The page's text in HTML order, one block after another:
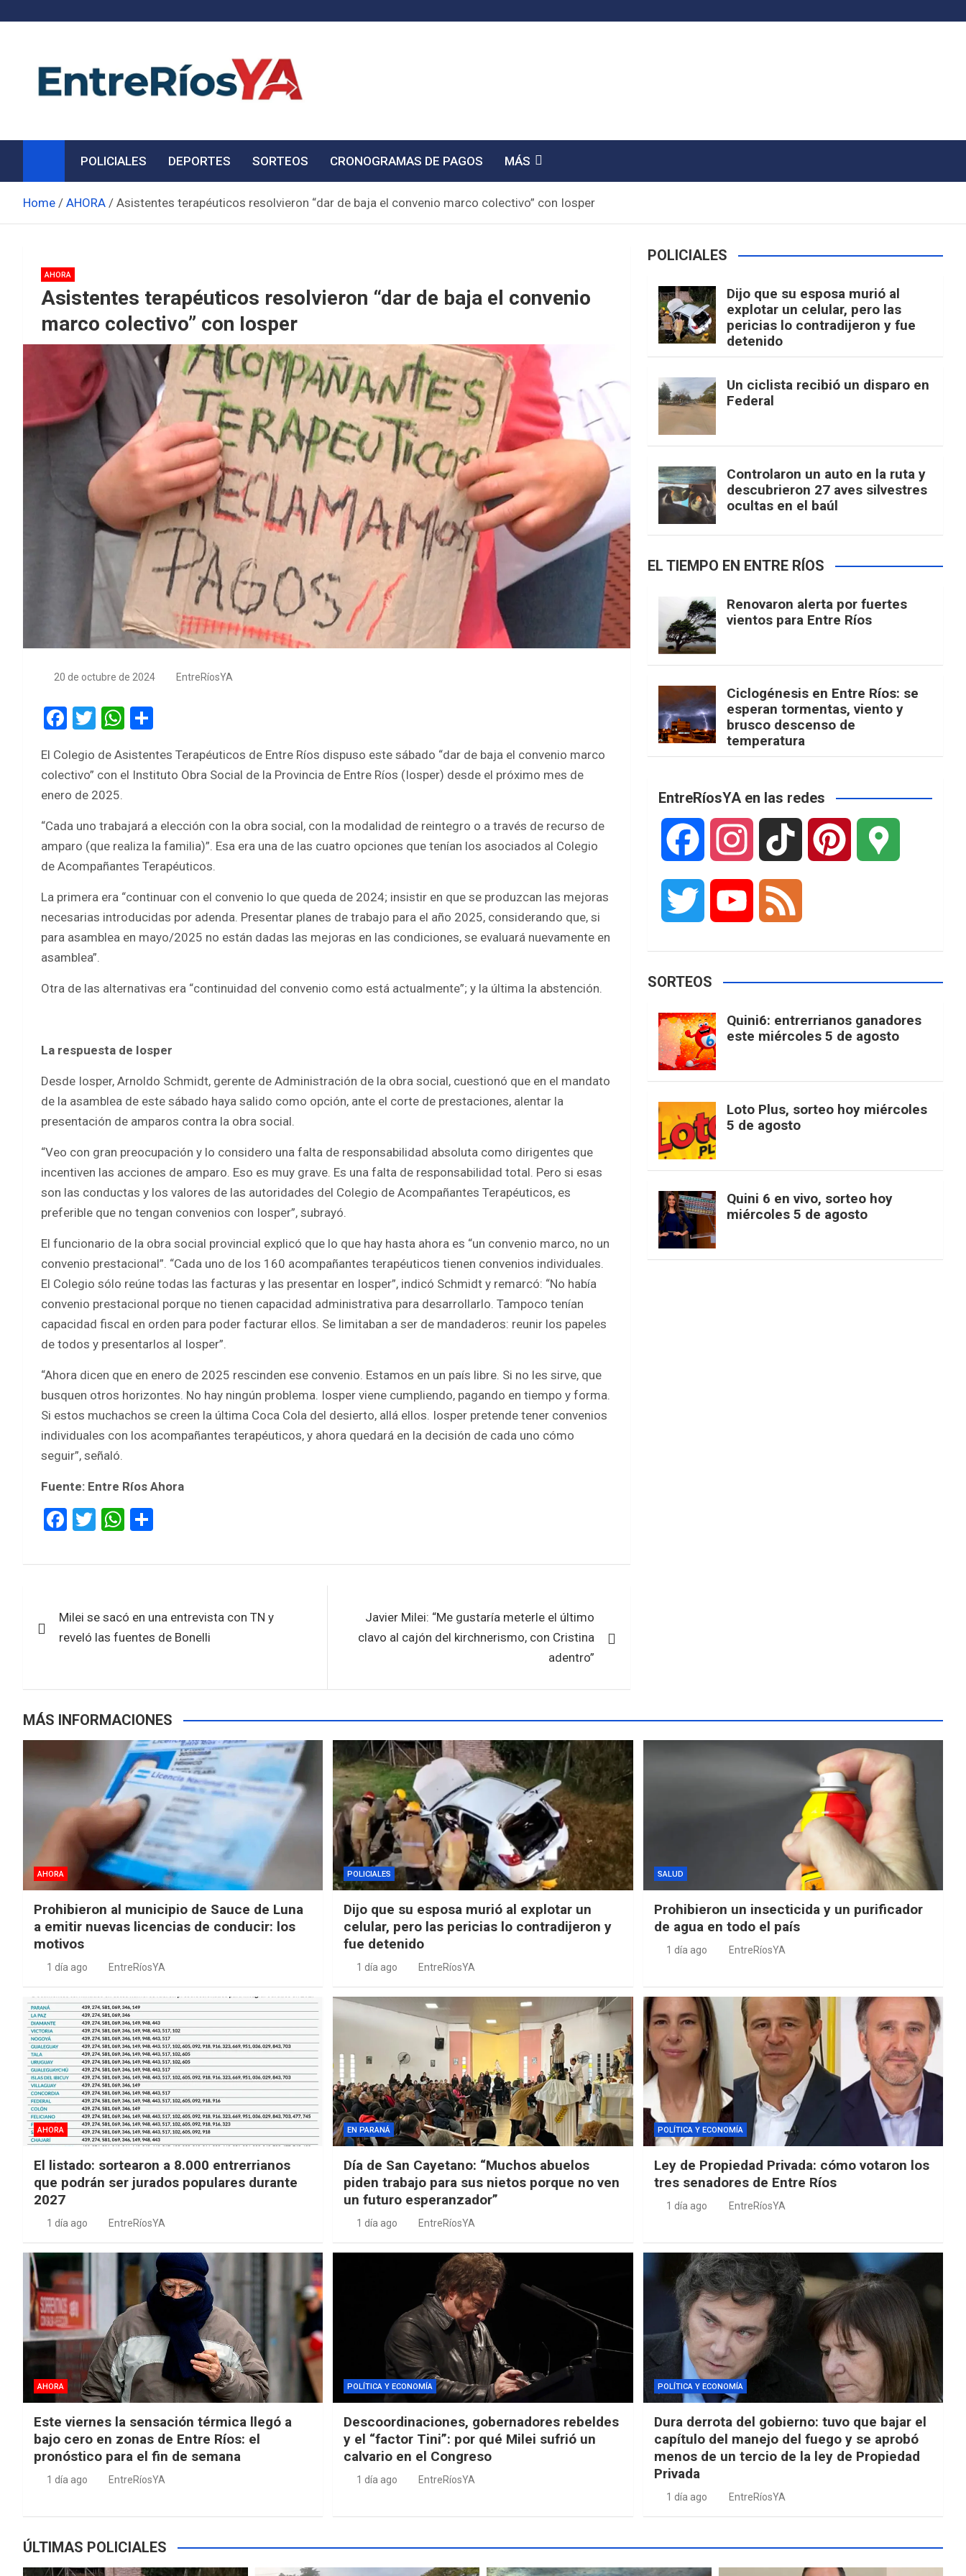
Noticias de Entre Ríos
POLICIALES DEPORTES SORTEOS CRONOGRAMAS DE PAGOS MÁS
Home AHORA Asistentes terapéuticos resolvieron “dar de baja el convenio marco colectivo” con Iosper
AHORA
Asistentes terapéuticos resolvieron “dar de baja el convenio
marco colectivo” con Iosper
20 de octubre de 2024 EntreRíosYA
F
ce
b
o
k
T
tt
er
W
at
s
p
p
ar
e
El Colegio de Asistentes Terapéuticos de Entre Ríos dispuso este sábado “dar de baja el convenio marco
colectivo” con el Instituto Obra Social de la Provincia de Entre Ríos (Iosper) desde el próximo mes de
enero de 2025.
“Cada uno trabajará a elección con la obra social, con la modalidad de reintegro o a través de recurso de
amparo (que realiza la familia)”. Esa era una de las cuatro opciones que tenían los asociados al Colegio
de Acompañantes Terapéuticos.
La primera era “continuar con el convenio lo que queda de 2024; insistir en que se produzcan las mejoras
necesarias introducidas por adenda. Presentar planes de trabajo para el año 2025, considerando que, si
para asamblea en mayo/2025 no están dadas las mejoras en las condiciones, se evaluará nuevamente en
asamblea”.
Otra de las alternativas era “continuidad del convenio como está actualmente”; y la última la abstención.
La respuesta de Iosper
Desde Iosper, Arnoldo Schmidt, gerente de Administración de la obra social, cuestionó que en el mandato
de la asamblea de este sábado haya salido como opción, ante el corte de prestaciones, alentar la
presentación de amparos contra la obra social.
“Veo con gran preocupación y lo considero una falta de responsabilidad absoluta como dirigentes que
incentiven las acciones de amparo. Eso es muy grave. Es una falta de responsabilidad total. Pero si esas
son las conductas y los valores de las autoridades del Colegio de Acompañantes Terapéuticos, es
preferible que no tengan convenios con Iosper”, subrayó.
El funcionario de la obra social provincial explicó que lo que hay hasta ahora es “un convenio marco, no un
convenio prestacional”. “Cada uno de los 160 acompañantes terapéuticos tienen convenios individuales.
El Colegio sólo reúne todas las facturas y las presentar en Iosper”, indicó Schmidt y remarcó: “No había
convenio prestacional porque no tienen capacidad administrativa para desarrollarlo. Tampoco tenían
capacidad fiscal en orden para poder facturar ellos. Se limitaban a ser de mandaderos: reunir los papeles
de todos y presentarlos al Iosper”.
“Ahora dicen que en enero de 2025 rescinden ese convenio. Estamos en un país libre. Si no les sirve, que
busquen otros horizontes. No hay ningún problema. Iosper viene cumpliendo, pagando en tiempo y forma.
Si estos muchachos se creen la última Coca Cola del desierto, allá ellos. Iosper pretende tener convenios
individuales con los acompañantes terapéuticos, y ahora quedará en la decisión de cada uno cómo
seguir”, señaló.
Fuente: Entre Ríos Ahora
F
ce
o
o
T
tt
W
at
A
p
ar
de
Milei se sacó en una entrevista con TN y
reveló las fuentes de Bonelli
Javier Milei: “Me gustaría meterle el último
clavo al cajón del kirchnerismo, con Cristina
adentro”
POLICIALES
Dijo que su esposa murió al
explotar un celular, pero las
pericias lo contradijeron y fue
detenido
Un ciclista recibió un disparo en
Federal
Controlaron un auto en la ruta y
descubrieron 27 aves silvestres
ocultas en el baúl
EL TIEMPO EN ENTRE RÍOS
Renovaron alerta por fuertes
vientos para Entre Ríos
Ciclogénesis en Entre Ríos: se
esperan tormentas, viento y
brusco descenso de
temperatura
EntreRíosYA en las redes
a
b
o
k
n
a
i
t
t
e
r
u
b
e
d
SORTEOS
Quini6: entrerrianos ganadores
este miércoles 5 de agosto
Loto Plus, sorteo hoy miércoles
5 de agosto
Quini 6 en vivo, sorteo hoy
miércoles 5 de agosto
MÁS INFORMACIONES
AHORA
Prohibieron al municipio de Sauce de Luna
a emitir nuevas licencias de conducir: los
motivos
1 día ago EntreRíosYA
POLICIALES
Dijo que su esposa murió al explotar un
celular, pero las pericias lo contradijeron y
fue detenido
1 día ago EntreRíosYA
SALUD
Prohibieron un insecticida y un purificador
de agua en todo el país
1 día ago EntreRíosYA
AHORA
El listado: sortearon a 8.000 entrerrianos
que podrán ser jurados populares durante
2027
1 día ago EntreRíosYA
EN PARANÁ
Día de San Cayetano: “Muchos abuelos
piden trabajo para sus nietos porque no ven
un futuro esperanzador”
1 día ago EntreRíosYA
POLÍTICA Y ECONOMÍA
Ley de Propiedad Privada: cómo votaron los
tres senadores de Entre Ríos
1 día ago EntreRíosYA
AHORA
Este viernes la sensación térmica llegó a
bajo cero en zonas de Entre Ríos: el
pronóstico para el fin de semana
1 día ago EntreRíosYA
POLÍTICA Y ECONOMÍA
Descoordinaciones, gobernadores rebeldes
y el “factor Tini”: por qué Milei sufrió un
calvario en el Congreso
1 día ago EntreRíosYA
POLÍTICA Y ECONOMÍA
Dura derrota del gobierno: tuvo que bajar el
capítulo del manejo del fuego y se aprobó
menos de un tercio de la ley de Propiedad
Privada
1 día ago EntreRíosYA
ÚLTIMAS POLICIALES